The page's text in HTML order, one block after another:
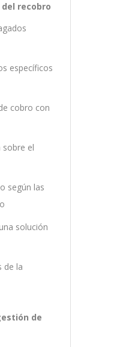
del recobro
específicos
cobro con
sobre el
según las
solución
de la
de